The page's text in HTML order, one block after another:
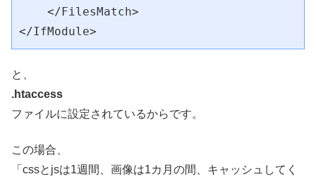
</FilesMatch>
と、
.htaccess
ファイルに設定されているからです。
この場合、
「cssとjsは1週間、画像は1カ月の間、キャッシュしてく